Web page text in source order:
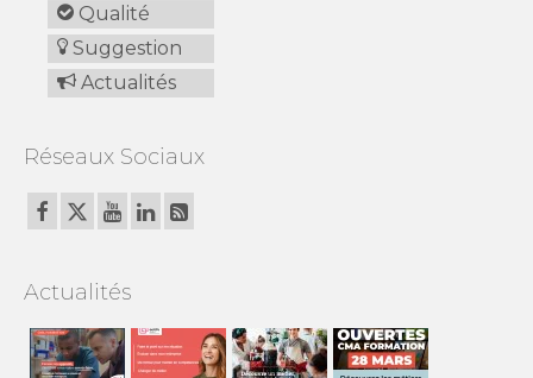
Qualité
Suggestion
Actualités
Réseaux Sociaux
Actualités